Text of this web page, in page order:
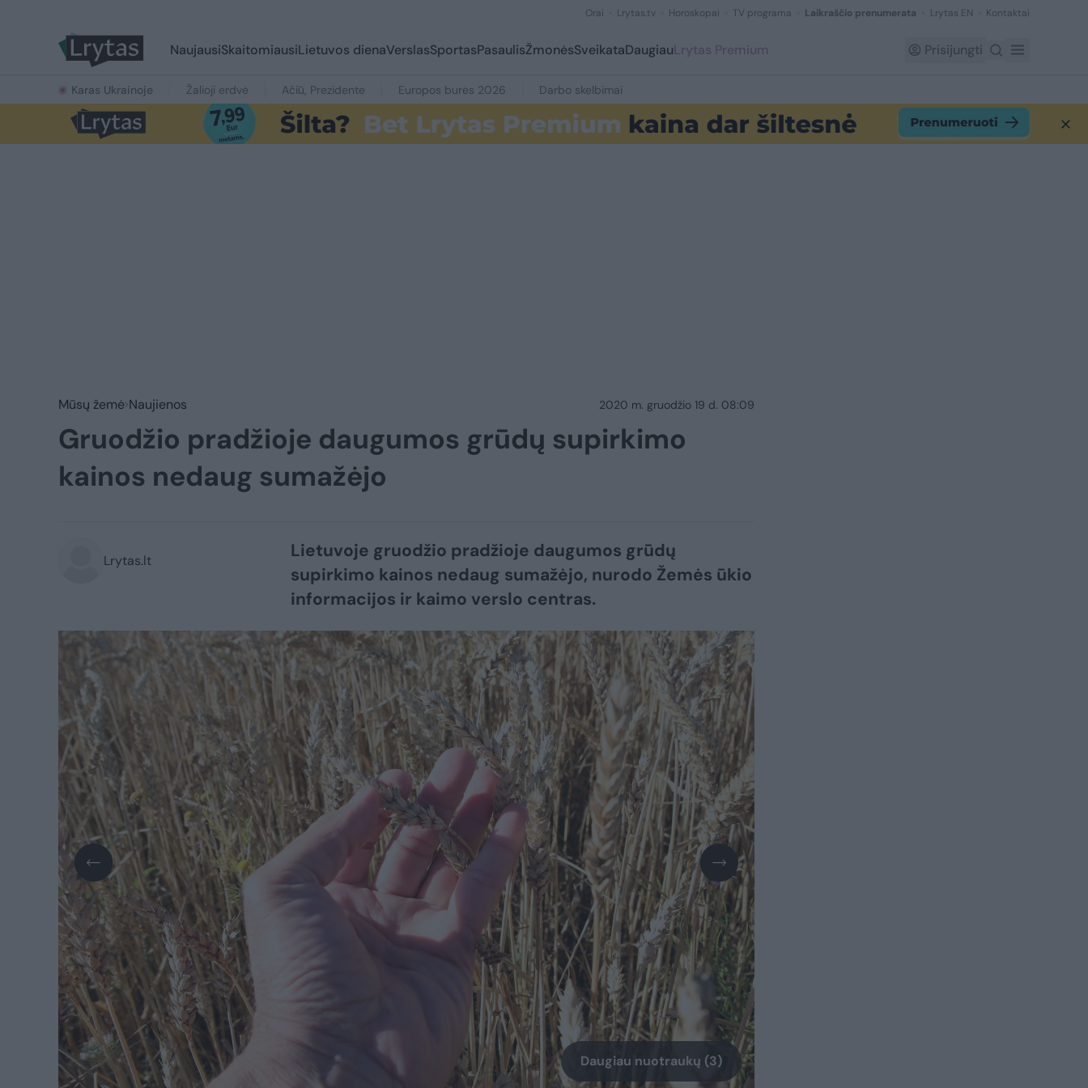
Orai Lrytas.tv Horoskopai TV programa Laikraščio prenumerata Lrytas EN Kontaktai
NaujausiSkaitomiausiLietuvos dienaVerslasSportasPasaulisŽmonėsSveikataDaugiauLrytas Premium Prisijungti
Karas Ukrainoje Žalioji erdvė Ačiū, Prezidente Europos burės 2026 Darbo skelbimai
Mūsų žemė Naujienos 2020 m. gruodžio 19 d. 08:09
Gruodžio pradžioje daugumos grūdų supirkimo
kainos nedaug sumažėjo
Lrytas.lt
Lietuvoje gruodžio pradžioje daugumos grūdų
supirkimo kainos nedaug sumažėjo, nurodo Žemės ūkio
informacijos ir kaimo verslo centras.
Daugiau nuotraukų (3)